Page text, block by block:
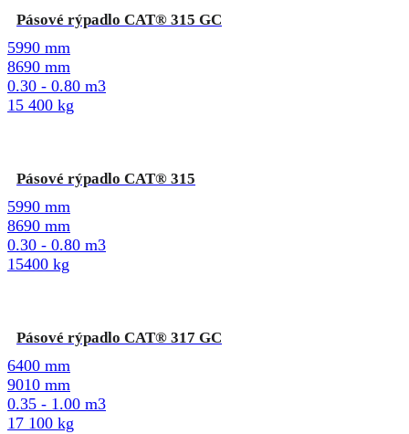
Pásové rýpadlo CAT® 315 GC
5990 mm
8690 mm
0.30 - 0.80 m3
15 400 kg
Pásové rýpadlo CAT® 315
5990 mm
8690 mm
0.30 - 0.80 m3
15400 kg
Pásové rýpadlo CAT® 317 GC
6400 mm
9010 mm
0.35 - 1.00 m3
17 100 kg